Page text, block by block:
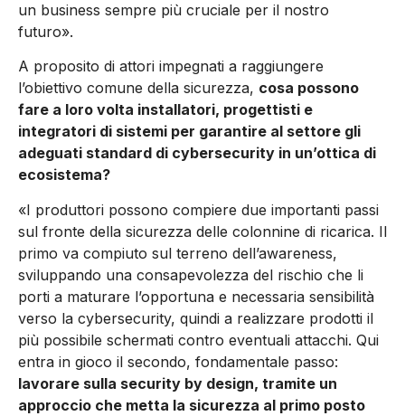
un business sempre più cruciale per il nostro
futuro».
A proposito di attori impegnati a raggiungere
l’obiettivo comune della sicurezza, cosa possono
fare a loro volta installatori, progettisti e
integratori di sistemi per garantire al settore gli
adeguati standard di cybersecurity in un’ottica di
ecosistema?
«I produttori possono compiere due importanti passi
sul fronte della sicurezza delle colonnine di ricarica. Il
primo va compiuto sul terreno dell’awareness,
sviluppando una consapevolezza del rischio che li
porti a maturare l’opportuna e necessaria sensibilità
verso la cybersecurity, quindi a realizzare prodotti il
più possibile schermati contro eventuali attacchi. Qui
entra in gioco il secondo, fondamentale passo:
lavorare sulla security by design, tramite un
approccio che metta la sicurezza al primo posto